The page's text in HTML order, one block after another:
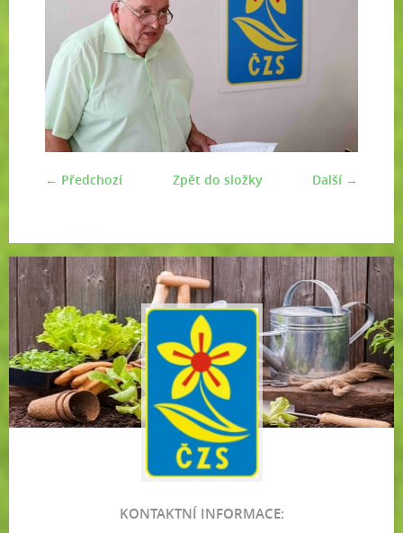
← Předchozí Další →
Zpět do složky
KONTAKTNÍ INFORMACE: